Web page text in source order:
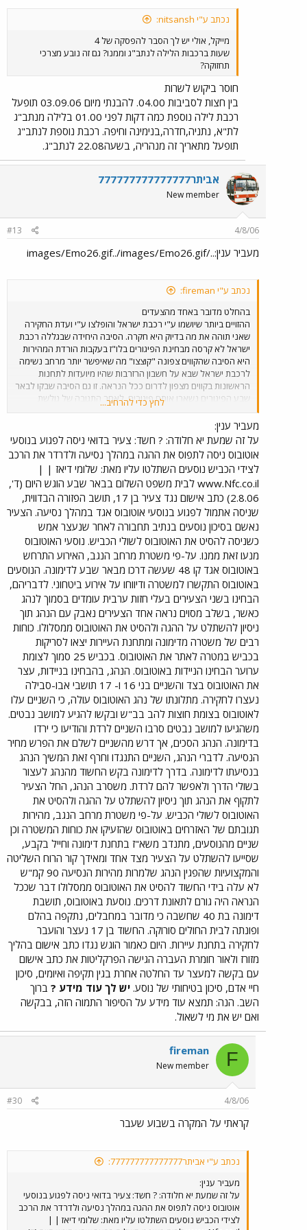
נכתב ע"י nitsansh:
מייקל, אולי יש לך הסבר להפסקה של 4
שעות ברכבות הלילה לנתב"ג וממנו? גם זה נובע מצרכי
תחזוקה?
חוסר ביקוש לשרות
בין חצות לסביבות 04.00. להבנתי מיום 03.09.06 תופעל
רכבת לילה נוספת כמה דקות לפני 01.00 בלילה מנתב"ג
לת"א, נתניה,חדרה,בנימינה וחיפה. רכבת נוספת לנתב"ג
תופעל מתאריך זה מנהריה, בשעה22.08 לנתב"ג.
אביתר777777777777777
New member
4/8/06
#13
מעביר ענין:../images/Emo26.gif../images/Emo26.gif
נכתב ע"י fireman:
בהחלט מדובר באחד מהצעדים
ההזויים ביותר שיושמו ע"י רכבת ישראל והופלצו ע"י ועדת החקירה
שאני תוהה את מה בדיוק היא חקרה. הסיבה היחידה שבגללה רכבת
ישראל לא קרסה מבחינת הפיגורים בלו"ז בעקבות הורדת המהירות
היא הסיבה שהקווים צפונה "קוצצו" מה שאיפשר יותר מרחב נשימה
לרכבת ישראל שבא על חשבון הרזרבות שהיו מיועדות לתחנות
הראשונות בקווים מצפון לדרום ככל הנראה. זו גם הסיבה שבקו לבאר
שבע הפיגורים נשארו אותם פיגורים. לאחר התגובה של גולשת
של 14:08 להערכתי מדובר בפאק רציני שמושכים באופן קבוע
ברכבת הזו...
לחץ כדי להרחיב...
מעביר ענין:
על זה שמעת יא חלודה: ? חשד: צעיר בדואי ניסה לפגוע בנוסעי
אוטובוס ניסה לתפוס את ההגה במהלך נסיעה ולדרדר את הרכב
לצידי הכביש נוסעים השתלטו עליו מאת: שלומי דיאז | |
www.Nfc.co.il לבית משפט השלום בבאר שבע הוגש היום (ד',
2.8.06) כתב אישום נגד צעיר בן 17, תושב הפזורה הבדווית,
שניסה אתמול לפגוע בנוסעי אוטובוס אגד במהלך נסיעה. הצעיר
נאשם בסיכון נוסעים בנתיב תחבורה לאחר שנעצר אמש
כשניסה להסיט את האוטובוס לשולי הכביש. נוסעי האוטובוס
מנעו זאת ממנו. על-פי משטרת מרחב הנגב, האירוע התרחש
באוטובוס אגד קו 48 שעשה דרכו מבאר שבע לדימונה. הנוסעים
באוטובוס התקשרו למשטרה ודיווחו על אירוע ביטחוני. לדבריהם,
הבחינו בשני הצעירים בעלי חזות ערבית עומדים בסמוך לנהג
כאשר, בשלב מסוים נראה אחד הצעירים נאבק עם הנהג תוך
ניסיון להשתלט על ההגה ולהסיט את האוטובוס ממסלולו. כוחות
רבים של משטרה מדימונה ומתחנת העיירות יצאו לסריקות
בכביש במטרה לאתר את האוטובוס. בכביש 25 סמוך לצומת
ערוער הבחינו הניידות באוטובוס. הנהג, בהבחינו בניידות, עצר
את האוטובוס בצד והשניים בני 16 ו- 17 תושבי אבו-סבילה
נעצרו לחקירה. מתלונתו של נהג האוטובוס עולה, כי השניים עלו
לאוטובוס בצומת חוצות להב בב"ש ובקשו להגיע למושב נבטים.
משהגיעו למושב נבטים סרבו השניים לרדת והודיעו כי ירדו
בדימונה. הנהג הסכים, אך דרש מהשניים לשלם את הפרש מחיר
הנסיעה. לדברי הנהג, השניים התנגדו וחרף זאת המשיך הנהג
בנסיעתו לדימונה. בדרך לדימונה בקש החשוד מהנהג לעצור
בשולי הדרך ולאפשר להם לרדת. משסרב הנהג, החל הצעיר
לתקוף את הנהג תוך ניסיון להשתלט על ההגה ולהסיט את
האוטובוס לשולי הכביש. על-פי משטרת מרחב הנגב, מהירות
תגובתם של האזרחים באוטובוס שהזעיקו את כוחות המשטרה וכן
שניים מהנוסעים, מתנדב משא"ז בתחנת דימונה וחייל בקבע,
שסייעו להשתלט על הצעיר מצד אחד ומאידך קור הרוח השליטה
והמקצועיות שהפגין הנהג שלמרות מהירות הנסיעה 90 קמ"ש
לא עלה בידי החשוד להסיט את האוטובוס ממסלולו דבר שככל
הנראה היה גורם לתאונת דרכים. נוסעת באוטובוס, תושבת
דימונה בת 40 שחשבה כי מדובר במחבלים, נתקפה בהלם
ופונתה לבית החולים סורוקה. החשוד בן 17 נעצר והועבר
לחקירה בתחנת עיירות. היום כאמור הוגש נגדו כתב אישום בהליך
מזורז ולאור חומרת העברה הגישה הפרקליטות את כתב אישום
עם בקשה למעצר עד החלטה אחרת בגין תקיפה ואיומים, סיכון
חיי אדם, סיכון בטיחותי של נוסע. יש לך עוד מידע ? ברוך
השב. הנה: תמצא עוד מידע על הסיפור התמוה הזה, בבקשה
ואם יש את מי לשאול.
F
fireman
New member
4/8/06
#30
קראתי על המקרה בשבוע שעבר
נכתב ע"י אביתר777777777777777:
מעביר ענין:
על זה שמעת יא חלודה: ? חשד: צעיר בדואי ניסה לפגוע בנוסעי
אוטובוס ניסה לתפוס את ההגה במהלך נסיעה ולדרדר את הרכב
לצידי הכביש נוסעים השתלטו עליו מאת: שלומי דיאז | |